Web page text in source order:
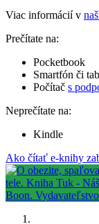
Viac informácií v
Prečítate na:
Pocketbook
Smartfón či
Počítač s
Neprečítate na:
Kindle
Ako čítať e-knihy